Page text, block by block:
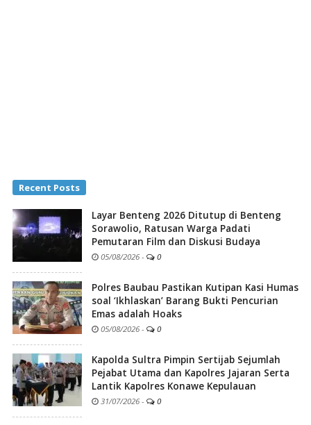
Recent Posts
Layar Benteng 2026 Ditutup di Benteng
Sorawolio, Ratusan Warga Padati
Pemutaran Film dan Diskusi Budaya
05/08/2026 - 0
Polres Baubau Pastikan Kutipan Kasi Humas
soal ‘Ikhlaskan’ Barang Bukti Pencurian
Emas adalah Hoaks
05/08/2026 - 0
Kapolda Sultra Pimpin Sertijab Sejumlah
Pejabat Utama dan Kapolres Jajaran Serta
Lantik Kapolres Konawe Kepulauan
31/07/2026 - 0